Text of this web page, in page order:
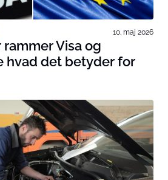
10. maj 2026
Visa og
hvad det betyder for